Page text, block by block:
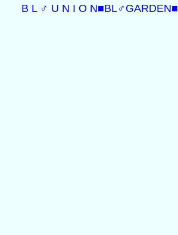
B L ♂ U N I O N■BL♂GARDEN■